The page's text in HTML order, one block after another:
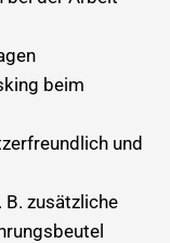
beim
und
B. zusätzliche